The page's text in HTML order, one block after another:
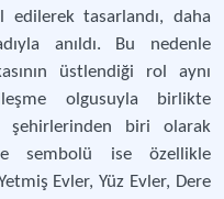
edilerek tasarlandı, daha
anıldı. Bu nedenle
üstlendiği rol aynı
olgusuyla birlikte
şehirlerinden biri olarak
sembolü ise özellikle
Evler, Yüz Evler, Dere